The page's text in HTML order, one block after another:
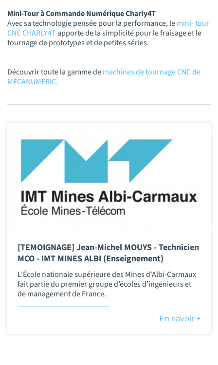
Mini-Tour à Commande Numérique Charly4T
Avec sa technologie pensée pour la performance, lemini- tour
CNC CHARLY4T apporte de la simplicité pour le fraisage et le
tournage de prototypes et de petites séries.
Découvrir toute la gamme demachines de tournage CNC de
MÉCANUMERIC.
[TEMOIGNAGE] Jean-Michel MOUYS - Technicien
MCO - IMT MINES ALBI (Enseignement)
L'École nationale supérieure des Mines d'Albi-Carmaux
fait partie du premier groupe d’écoles d’ingénieurs et
de management de France.
En savoir +